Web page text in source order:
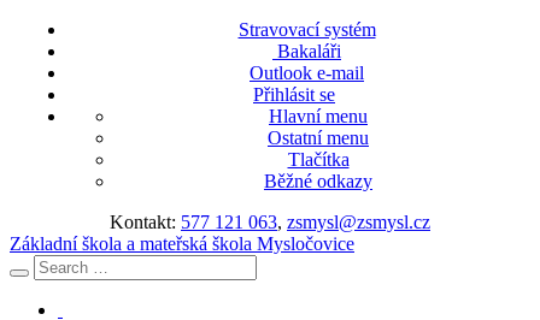
Stravovací systém
Bakaláři
Outlook e-mail
Přihlásit se
Hlavní menu
Ostatní menu
Tlačítka
Běžné odkazy
Kontakt: 577 121 063, zsmysl@zsmysl.cz
Základní škola a mateřská škola Mysločovice